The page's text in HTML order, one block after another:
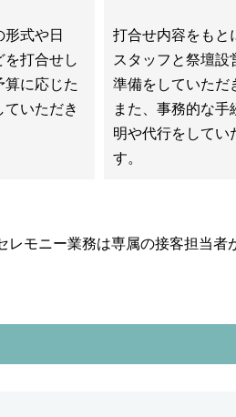
式や日
を打合せし
算に応じた
いただき
打合せ内容をもと
スタッフと祭壇設
準備をしていただ
また、事務的な手
明や代行をしてい
す。
モニー業務は専属の接客担当者